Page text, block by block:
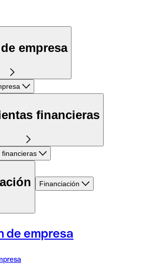
empresa
financieras
financieras
Financiación
de empresa